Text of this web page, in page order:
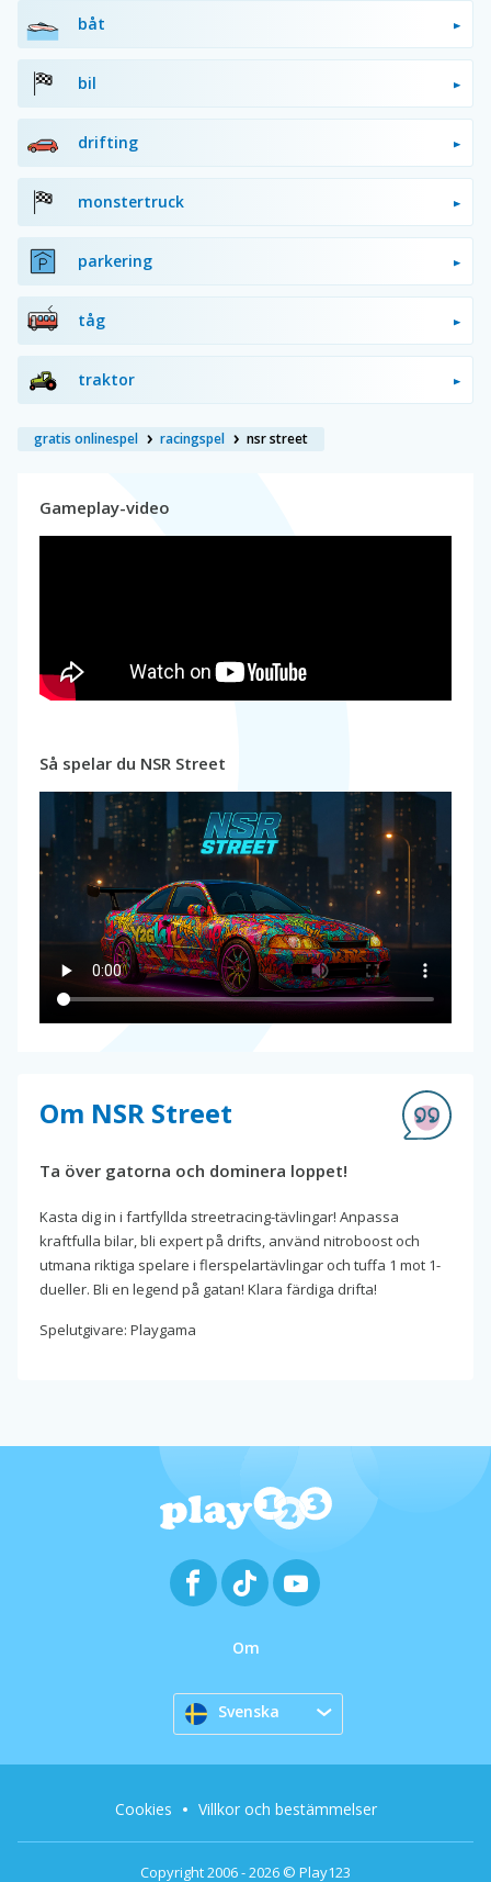
båt
bil
drifting
monstertruck
parkering
tåg
traktor
gratis onlinespel racingspel nsr street
Gameplay-video
Så spelar du NSR Street
Om NSR Street
Ta över gatorna och dominera loppet!
Kasta dig in i fartfyllda streetracing-tävlingar! Anpassa
kraftfulla bilar, bli expert på drifts, använd nitroboost och
utmana riktiga spelare i flerspelartävlingar och tuffa 1 mot 1-
dueller. Bli en legend på gatan! Klara färdiga drifta!
Spelutgivare: Playgama
Om
Svenska
Copyright 2006 - 2026 © Play123
Cookies Villkor och bestämmelser